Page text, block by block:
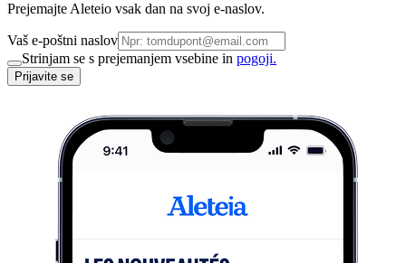
Prejemajte Aleteio vsak dan na svoj e-naslov.
Vaš e-poštni naslov
Strinjam se s prejemanjem vsebine in pogoji.
Prijavite se